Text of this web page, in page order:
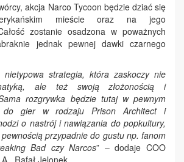
akcja Narco Tycoon będzie dziać się
mieście oraz na jego
zostanie osadzona w poważnych
jednak pewnej dawki czarnego
strategia, która zaskoczy nie
ale też swoją złożonością i
rozgrywka będzie tutaj w pewnym
do gier w rodzaju Prison Architect i
o nastrój i nawiązania do popkultury,
przypadnie do gustu np. fanom
Bad czy Narcos” – dodaje COO
Rafał Jelonek.